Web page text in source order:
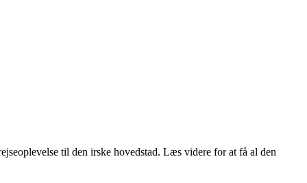
til den irske hovedstad. Læs videre for at få al den